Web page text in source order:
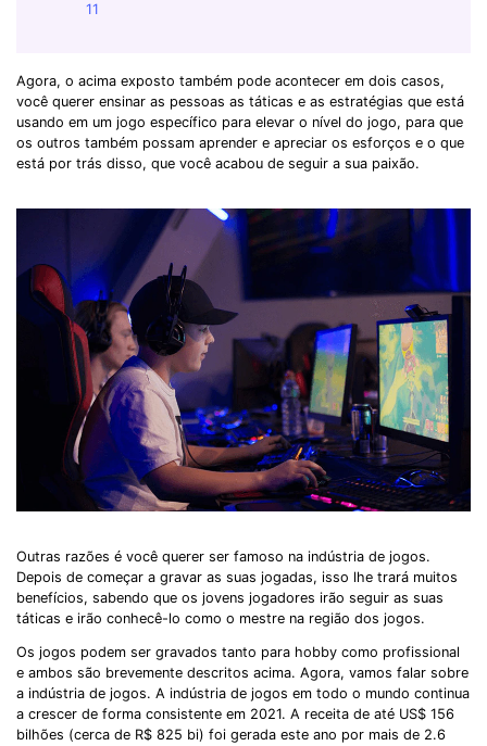
11
Agora, o acima exposto também pode acontecer em dois casos,
você querer ensinar as pessoas as táticas e as estratégias que está
usando em um jogo específico para elevar o nível do jogo, para que
os outros também possam aprender e apreciar os esforços e o que
está por trás disso, que você acabou de seguir a sua paixão.
Outras razões é você querer ser famoso na indústria de jogos.
Depois de começar a gravar as suas jogadas, isso lhe trará muitos
benefícios, sabendo que os jovens jogadores irão seguir as suas
táticas e irão conhecê-lo como o mestre na região dos jogos.
Os jogos podem ser gravados tanto para hobby como profissional
e ambos são brevemente descritos acima. Agora, vamos falar sobre
a indústria de jogos. A indústria de jogos em todo o mundo continua
a crescer de forma consistente em 2021. A receita de até US$ 156
bilhões (cerca de R$ 825 bi) foi gerada este ano por mais de 2.6